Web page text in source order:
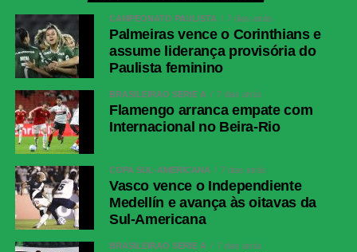
CAMPEONATO PAULISTA 7 dias atrás
Palmeiras vence o Corinthians e
assume liderança provisória do
Paulista feminino
BRASILEIRÃO SÉRIE A 7 dias atrás
Flamengo arranca empate com
Internacional no Beira-Rio
COPA SUL-AMERICANA 7 dias atrás
Vasco vence o Independiente
Medellín e avança às oitavas da
Sul-Americana
BRASILEIRÃO SÉRIE A 7 dias atrás